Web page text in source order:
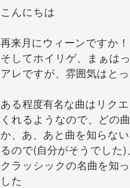
こんにちは
再来月にウィーンですか
そしてホイリゲ、まぁは
アレですが、雰囲気はと
ある程度有名な曲はリク
くれるようなので、どの
か、あ、あと曲を知らな
るので(自分がそうでした
クラッシックの名曲を知
した